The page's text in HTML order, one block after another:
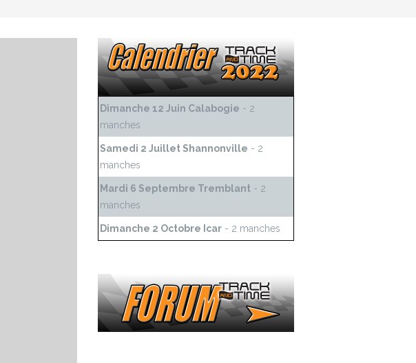
Dimanche 12 Juin Calabogie - 2
manches
Samedi 2 Juillet Shannonville - 2
manches
Mardi 6 Septembre Tremblant - 2
manches
Dimanche 2 Octobre Icar - 2 manches